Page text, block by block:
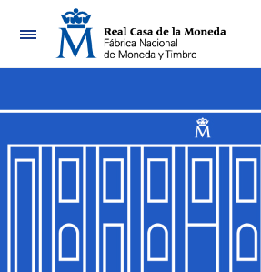
Navegación
Mostrar/Ocultar
Mostrar/Ocultar
Mostrar/Ocultar